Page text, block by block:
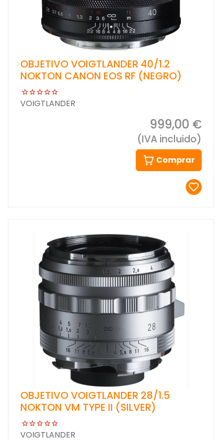
OBJETIVO VOIGTLANDER 40/1.2
NOKTON CANON EOS RF (NEGRO)
VOIGTLANDER
999,00 €
(IVA incluido)
Comprar
OBJETIVO VOIGTLANDER 28/1.5
NOKTON VM TYPE II (SILVER)
VOIGTLANDER